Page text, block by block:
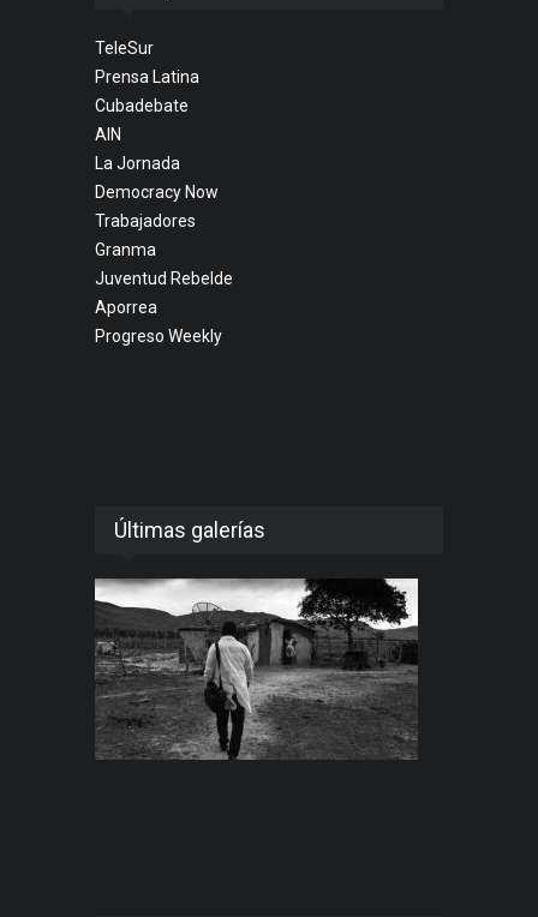
TeleSur
Prensa Latina
Cubadebate
AIN
La Jornada
Democracy Now
Trabajadores
Granma
Juventud Rebelde
Aporrea
Progreso Weekly
Últimas galerías